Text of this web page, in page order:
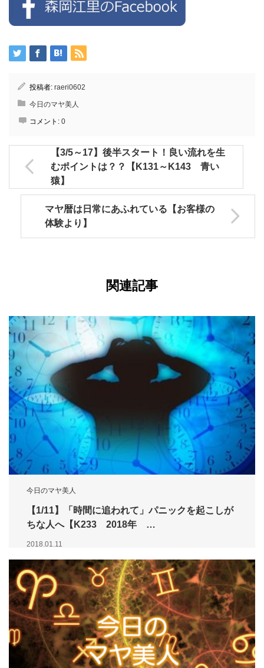
投稿者: raeri0602
今日のマヤ美人
コメント: 0
【3/5～17】後半スタート！良い流れを生
むポイントは？？【K131～K143 青い
猿】
マヤ暦は日常にあふれている【お客様の
体験より】
関連記事
今日のマヤ美人
【1/11】「時間に追われて」パニックを起こしが
ちな人へ【K233 2018年 …
2018.01.11